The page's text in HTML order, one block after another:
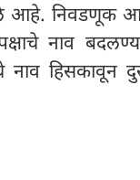
निवडणूक
नाव
हिसकावून